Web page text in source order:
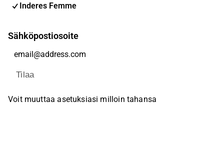
Inderes Femme
Sähköpostiosoite
Tilaa
Voit muuttaa asetuksiasi milloin tahansa